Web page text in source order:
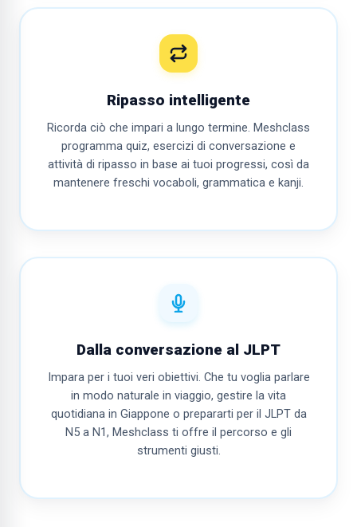
Ripasso intelligente
Ricorda ciò che impari a lungo termine. Meshclass
programma quiz, esercizi di conversazione e
attività di ripasso in base ai tuoi progressi, così da
mantenere freschi vocaboli, grammatica e kanji.
Dalla conversazione al JLPT
Impara per i tuoi veri obiettivi. Che tu voglia parlare
in modo naturale in viaggio, gestire la vita
quotidiana in Giappone o prepararti per il JLPT da
N5 a N1, Meshclass ti offre il percorso e gli
strumenti giusti.